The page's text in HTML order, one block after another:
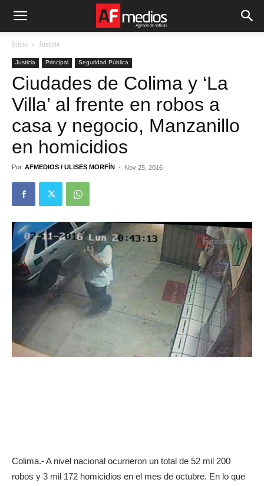
Inicio Justicia
Justicia Principal Seguridad Pública
Ciudades de Colima y ‘La
Villa’ al frente en robos a
casa y negocio, Manzanillo
en homicidios
Por AFMEDIOS / ULISES MORFÍN - Nov 25, 2016
Colima.- A nivel nacional ocurrieron un total de 52 mil 200
robos y 3 mil 172 homicidios en el mes de octubre. En lo que